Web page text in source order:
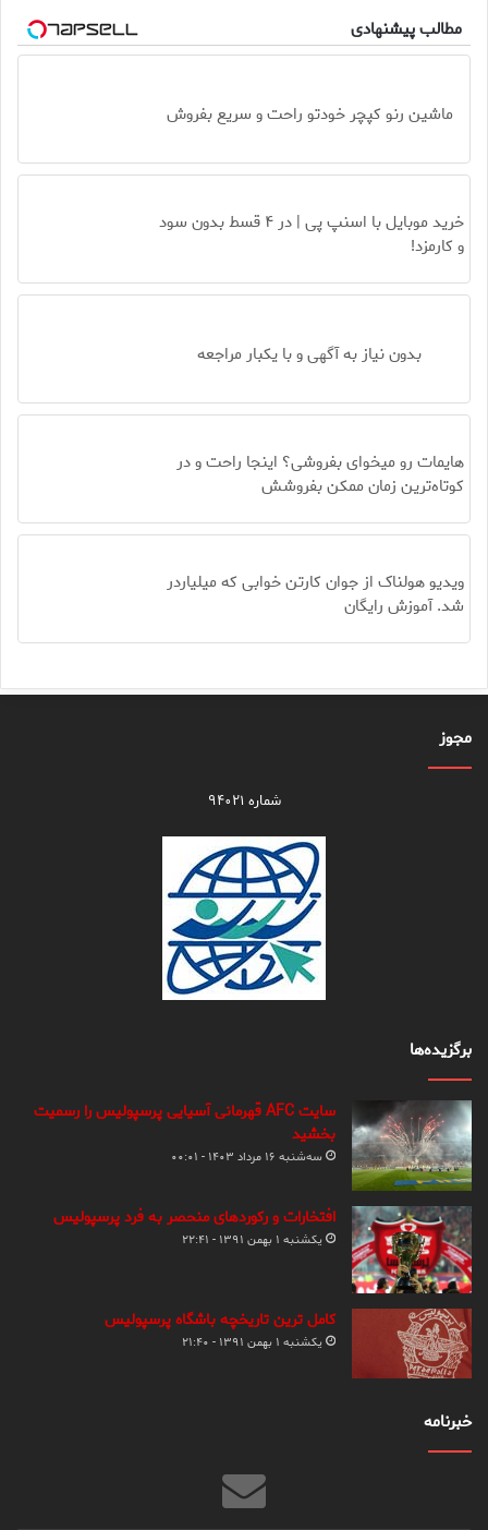
مطالب پیشنهادی
ماشین رنو کپچر خودتو راحت و سریع بفروش
خرید موبایل با اسنپ پی | در ۴ قسط بدون سود
و کارمزد!
بدون نیاز به آگهی و با یکبار مراجعه
هایمات رو میخوای بفروشی؟ اینجا راحت و در
کوتاه‌ترین زمان ممکن بفروشش
ویدیو هولناک از جوان کارتن خوابی که میلیاردر
شد. آموزش رایگان
مجوز
شماره ۹۴۰۲۱
برگزیده‌ها
سایت AFC قهرمانی آسیایی پرسپولیس را رسمیت
بخشید
سه‌شنبه ۱۶ مرداد ۱۴۰۳ - ۰۰:۰۱
افتخارات و رکوردهای منحصر به فرد پرسپولیس
یکشنبه ۱ بهمن ۱۳۹۱ - ۲۲:۴۱
کامل ترین تاریخچه باشگاه پرسپولیس
یکشنبه ۱ بهمن ۱۳۹۱ - ۲۱:۴۰
خبرنامه